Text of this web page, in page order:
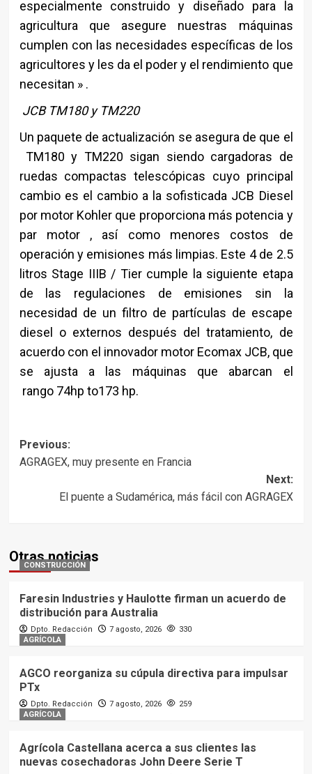
especialmente construido y diseñado para la
agricultura que asegure nuestras máquinas
cumplen con las necesidades específicas de los
agricultores y les da el poder y el rendimiento que
necesitan » .
JCB TM180 y TM220
Un paquete de actualización se asegura de que el
TM180 y TM220 sigan siendo cargadoras de
ruedas compactas telescópicas cuyo principal
cambio es el cambio a la sofisticada JCB Diesel
por motor Kohler que proporciona más potencia y
par motor , así como menores costos de
operación y emisiones más limpias. Este 4 de 2.5
litros Stage IIIB / Tier cumple la siguiente etapa
de las regulaciones de emisiones sin la
necesidad de un filtro de partículas de escape
diesel o externos después del tratamiento, de
acuerdo con el innovador motor Ecomax JCB, que
se ajusta a las máquinas que abarcan el
rango 74hp to173 hp.
Post
navigation
Previous:
AGRAGEX, muy presente en Francia
Next:
El puente a Sudamérica, más fácil con AGRAGEX
Otras noticias
CONSTRUCCIÓN
Faresin Industries y Haulotte firman un acuerdo de
distribución para Australia
Dpto. Redacción 7 agosto, 2026
330
AGRÍCOLA
AGCO reorganiza su cúpula directiva para impulsar
PTx
Dpto. Redacción 7 agosto, 2026
259
AGRÍCOLA
Agrícola Castellana acerca a sus clientes las
nuevas cosechadoras John Deere Serie T